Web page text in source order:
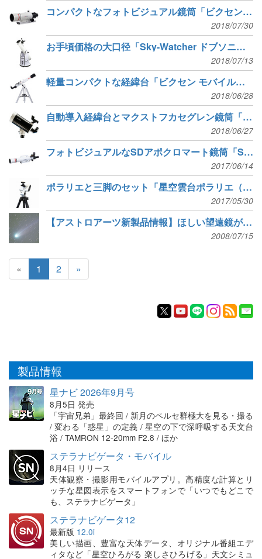
コンパクトなフォトビジュアル鏡筒「ビクセン FL55SS鏡筒」発売
2018/07/30
お手頃価格の大口径「Sky-Watcher ドブソニアン望遠鏡 DOB6/DOB8 クラシック」発売
2018/07/13
軽量コンパクトな経緯台「ビクセン モバイルポルタ」シリーズ発売
2018/06/28
自動導入経緯台とマクストフカセグレン鏡筒「Sky-Watcher AZ-GTi MAK127」発売
2018/06/27
フォトビジュアルなSDアポクロマート鏡筒「SD81S/103S/115S」新発売
2017/06/14
ポラリエと三脚のセット「星空雲台ポラリエ（WT）155三脚セット」発売
2017/05/30
【アストロアーツ新製品情報】ほしい望遠鏡がきっと見つかる 「星ナビ別冊 望遠鏡カタログ2008-2009」を発売
2008/07/15
« 1 2 »
製品情報
星ナビ 2026年9月号
8月5日 発売
「宇宙兄弟」最終回 / 新月のペルセ群極大を見る・撮る
/ 変わる「惑星」の定義 / 星空の下で深呼吸する天文台
浴 / TAMRON 12-20mm F2.8 / ほか
ステラナビゲータ・モバイル
8月4日 リリース
天体観察・撮影用モバイルアプリ。高精度な計算とリ
ッチな星図表示をスマートフォンで「いつでもどこで
も、ステラナビゲータ」
ステラナビゲータ12
最新版 12.0i
美しい描画、豊富な天体データ、オリジナル番組エデ
ィタなど「星空ひろがる 楽しさひろげる」天文シミュ